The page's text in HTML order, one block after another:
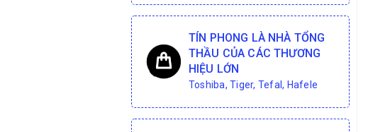
TÍN PHONG LÀ NHÀ TỔNG
THẦU CỦA CÁC THƯƠNG
HIỆU LỚN
Toshiba, Tiger, Tefal, Hafele